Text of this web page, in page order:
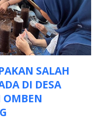
SALAH
DI DESA
OMBEN